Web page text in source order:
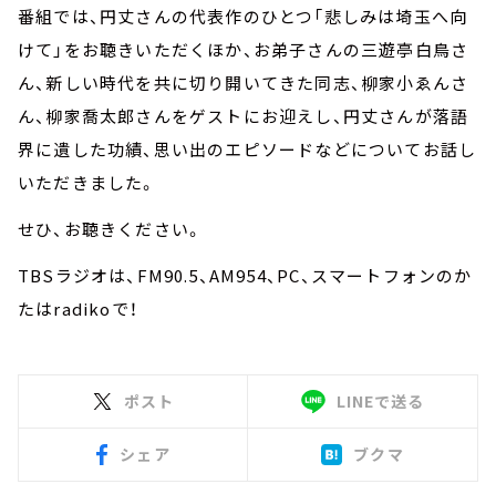
番組では、円丈さんの代表作のひとつ「悲しみは埼玉へ向
けて」をお聴きいただくほか、お弟子さんの三遊亭白鳥さ
ん、新しい時代を共に切り開いてきた同志、柳家小ゑんさ
ん、柳家喬太郎さんをゲストにお迎えし、円丈さんが落語
界に遺した功績、思い出のエピソードなどについてお話し
いただきました。
せひ、お聴きください。
TBSラジオは、FM90.5、AM954、PC、スマートフォンのか
たはradikoで！
ポスト LINEで送る
シェア ブクマ